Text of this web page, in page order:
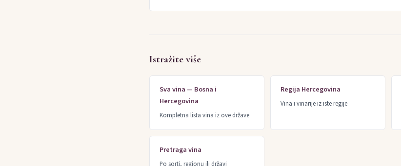
Istražite više
Sva vina — Bosna i
Hercegovina
Kompletna lista vina iz ove države
Regija Hercegovina
Vina i vinarije iz iste regije
Pretraga vina
Po sorti, regionu ili državi